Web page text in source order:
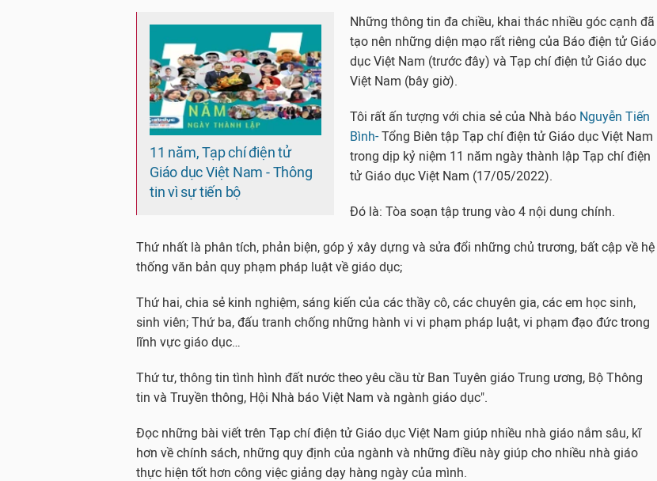
11 năm, Tạp chí điện tử
Giáo dục Việt Nam - Thông
tin vì sự tiến bộ
Những thông tin đa chiều, khai thác nhiều góc cạnh đã
tạo nên những diện mạo rất riêng của Báo điện tử Giáo
dục Việt Nam (trước đây) và Tạp chí điện tử Giáo dục
Việt Nam (bây giờ).
Tôi rất ấn tượng với chia sẻ của Nhà báo Nguyễn Tiến
Bình-Tổng Biên tập Tạp chí điện tử Giáo dục Việt Nam
trong dịp kỷ niệm 11 năm ngày thành lập Tạp chí điện
tử Giáo dục Việt Nam (17/05/2022).
Đó là: Tòa soạn tập trung vào 4 nội dung chính.
Thứ nhất là phân tích, phản biện, góp ý xây dựng và sửa đổi những chủ trương, bất cập về hệ
thống văn bản quy phạm pháp luật về giáo dục;
Thứ hai, chia sẻ kinh nghiệm, sáng kiến của các thầy cô, các chuyên gia, các em học sinh,
sinh viên; Thứ ba, đấu tranh chống những hành vi vi phạm pháp luật, vi phạm đạo đức trong
lĩnh vực giáo dục…
Thứ tư, thông tin tình hình đất nước theo yêu cầu từ Ban Tuyên giáo Trung ương, Bộ Thông
tin và Truyền thông, Hội Nhà báo Việt Nam và ngành giáo dục".
Đọc những bài viết trên Tạp chí điện tử Giáo dục Việt Nam giúp nhiều nhà giáo nắm sâu, kĩ
hơn về chính sách, những quy định của ngành và những điều này giúp cho nhiều nhà giáo
thực hiện tốt hơn công việc giảng dạy hàng ngày của mình.